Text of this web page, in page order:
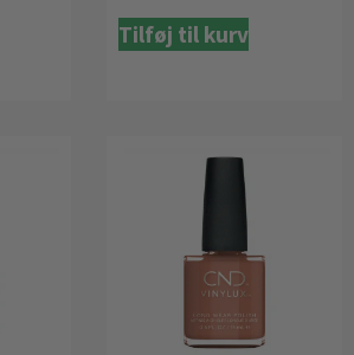
Tilføj til kurv